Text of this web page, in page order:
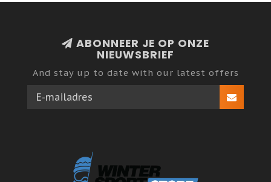
ABONNEER JE OP ONZE
NIEUWSBRIEF
And stay up to date with our latest offers